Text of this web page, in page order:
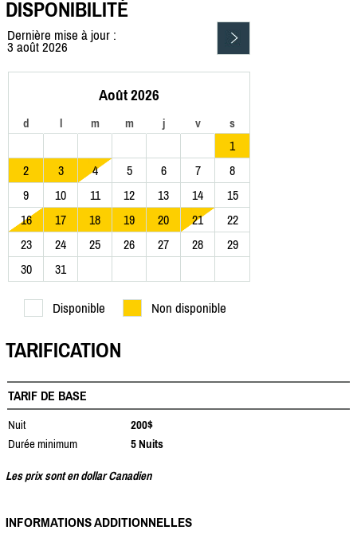
DISPONIBILITÉ
Dernière mise à jour :
3 août 2026
Août 2026
d l m m j v s
1
2
3 4 5 6 7
8
9
10 11 12 13 14
15
16
17 18 19 20 21
22
23
24 25 26 27 28
29
30
31
Disponible Non disponible
TARIFICATION
TARIF DE BASE
Nuit
200$
Durée minimum
5 Nuits
Les prix sont en dollar Canadien
INFORMATIONS ADDITIONNELLES